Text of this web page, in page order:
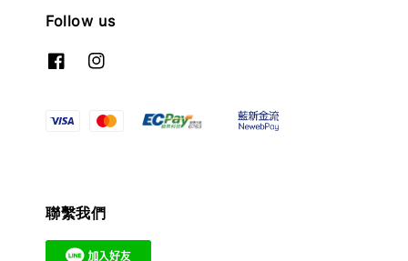
Follow us
聯繫我們